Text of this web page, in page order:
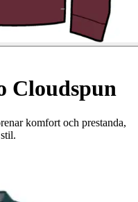
Cloudspun
komfort och prestanda,